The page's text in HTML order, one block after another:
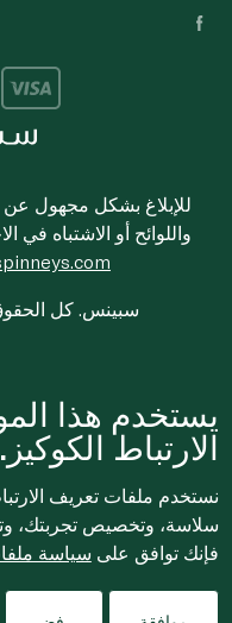
للإبلاغ بشكل مجهول عن
واللوائح أو الاشتباه في
© 2020-2026 سبينس. كل
يستخدم هذا
الارتباط
نستخدم ملفات تعريف
سلاسة، وتخصيص تجربتك،
فإنك توافق على سياسة